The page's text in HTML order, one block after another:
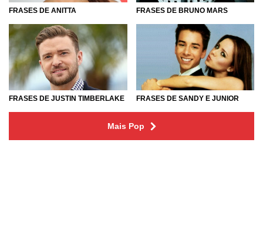
FRASES DE ANITTA FRASES DE BRUNO MARS
FRASES DE JUSTIN TIMBERLAKE FRASES DE SANDY E JUNIOR
Mais Pop